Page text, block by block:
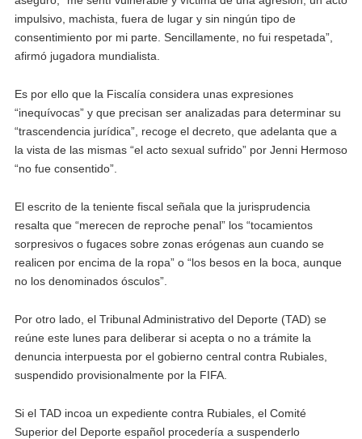
impulsivo, machista, fuera de lugar y sin ningún tipo de
consentimiento por mi parte. Sencillamente, no fui respetada”,
afirmó jugadora mundialista.
Es por ello que la Fiscalía considera unas expresiones
“inequívocas” y que precisan ser analizadas para determinar su
“trascendencia jurídica”, recoge el decreto, que adelanta que a
la vista de las mismas “el acto sexual sufrido” por Jenni Hermoso
“no fue consentido”.
El escrito de la teniente fiscal señala que la jurisprudencia
resalta que “merecen de reproche penal” los “tocamientos
sorpresivos o fugaces sobre zonas erógenas aun cuando se
realicen por encima de la ropa” o “los besos en la boca, aunque
no los denominados ósculos”.
Por otro lado, el Tribunal Administrativo del Deporte (TAD) se
reúne este lunes para deliberar si acepta o no a trámite la
denuncia interpuesta por el gobierno central contra Rubiales,
suspendido provisionalmente por la FIFA.
Si el TAD incoa un expediente contra Rubiales, el Comité
Superior del Deporte español procedería a suspenderlo